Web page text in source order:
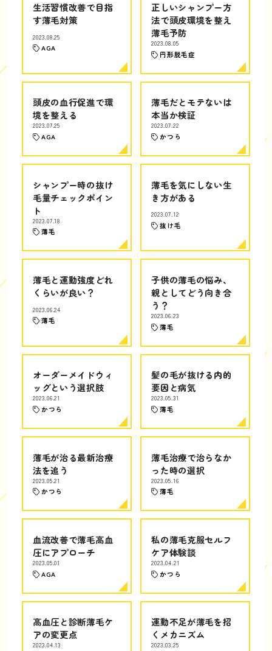
生活習慣改善で目指
す薄毛対策
2023.08.25
AGA
正しいシャンプー方
法で頭皮環境を整え
薄毛予防
2023.08.05
円形脱毛症
頭皮の血行促進で環
境を整える
2023.07.25
AGA
薄毛だとモテないは
本当か検証
2023.07.22
かつら
シャンプー時の抜け
毛量チェックポイン
ト
2023.07.18
薄毛
薄毛を気にしない生
き方がある
2023.07.12
抜け毛
薄毛と運動強度どれ
くらいが良い？
2023.06.24
薄毛
子供の薄毛の悩み、
親としてどう向き合
う？
2023.06.23
薄毛
オーダーメイドウィ
ッグという選択肢
2023.06.21
かつら
髪の毛が抜ける内的
要因と病気
2023.05.31
薄毛
薄毛が治る最新治療
法を追う
2023.05.21
かつら
薄毛治療で治らなか
った時の選択
2023.05.16
薄毛
血流改善で薄毛高血
圧にアプローチ
2023.05.01
AGA
私の薄毛克服セルフ
ケア体験談
2023.04.21
かつら
高血圧と診断薄毛ケ
アの変更点
2023.04.13
運動不足が薄毛を招
くメカニズム
2023.03.25